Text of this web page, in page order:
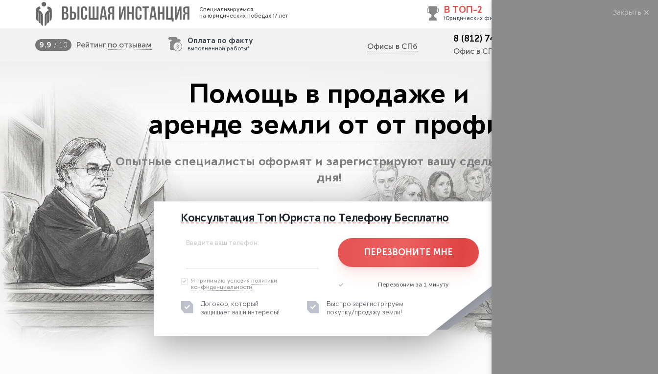
Специализируемся
на юридических победах 17 лет
Контакты
В ТОП-2
Юридических фирм РФ
9.9 / 10 Рейтинг по отзывам Оплата по факту
выполненной работы* Офисы в СПб
8 (812) 748-23-62
Офис в СПб
Помощь в продаже и
аренде земли от от профи!
Опытные специалисты оформят и зарегистрируют вашу сделку за три
дня!
Консультация Топ Юриста по Телефону Бесплатно
Введите ваш телефон:
ПЕРЕЗВОНИТЕ МНЕ
Я принимаю условия политики
конфиденциальности
Перезвоним за 1 минуту
Договор, который
защищает ваши интересы!
Быстро зарегистрируем
покупку/продажу земли!
Закрыть